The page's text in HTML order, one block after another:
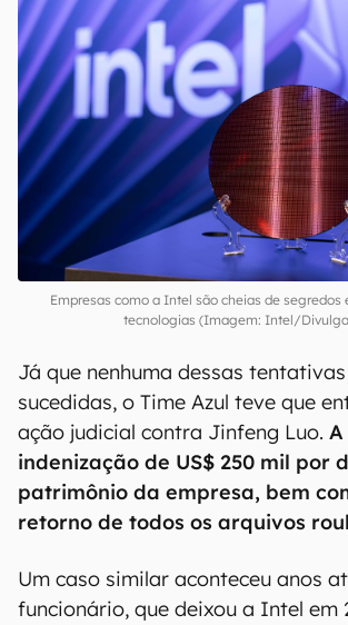
Empresas como a Intel são cheias de segredos
tecnologias (Imagem: Intel/
Já que nenhuma dessas
sucedidas, o Time Azul teve que
ação judicial contra Jinfeng Luo.
indenização de US$ 250 mil por
patrimônio da empresa, bem
retorno de todos os arquivos
Um caso similar aconteceu anos
funcionário, que deixou a Intel em